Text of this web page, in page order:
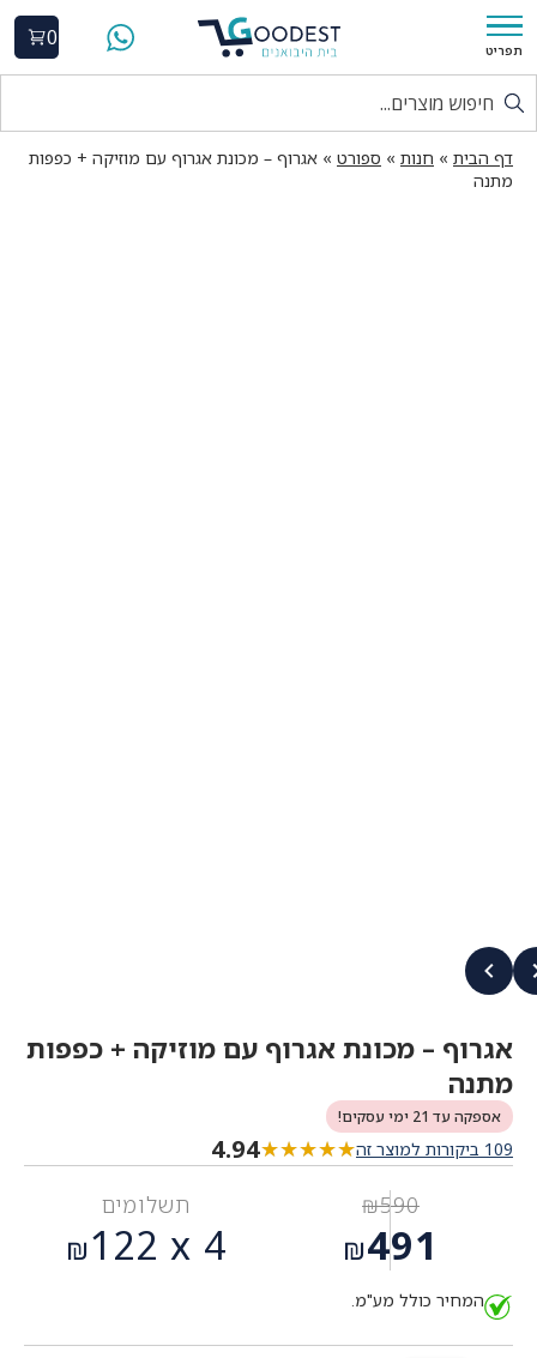
תפריט
0
דף הבית » חנות » ספורט » אגרוף – מכונת אגרוף עם מוזיקה + כפפות
מתנה
אגרוף – מכונת אגרוף עם מוזיקה + כפפות
מתנה
אספקה עד 21 ימי עסקים!
109 ביקורות למוצר זה ★★★★★
★★★★★
4.94
₪590
המחיר
המקורי
היה:
₪491
הנוכחי
הוא:
תשלומים
4 x
₪122
המחיר כולל מע"מ.